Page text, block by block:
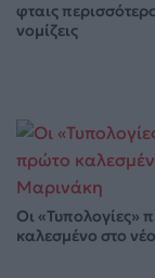
φταις
νομίζεις
Οι «Τυπολογίες»
καλεσμένο στο